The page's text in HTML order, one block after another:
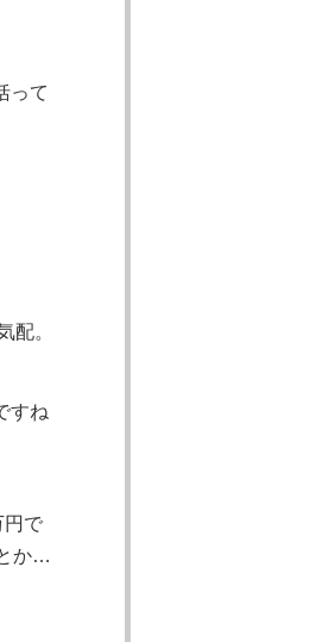
って
配。
すね
円で
か…